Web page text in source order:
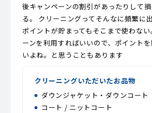
後キャンペーンの割引があったりして
る。 クリーニングってそんなに頻繁に
ポイントが貯まってもそこまで使わな
ーンを利用すればいいので、ポイント
いよね。と思うこともあります
クリーニングいただいたお品物
ダウンジャケット・ダウンコート
コート / ニットコート